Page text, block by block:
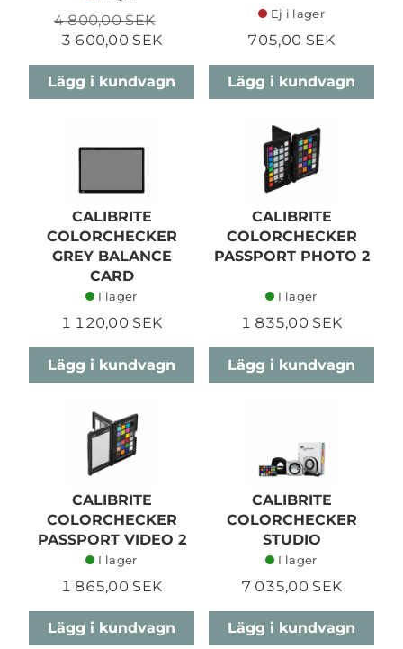
4 800,00 SEK
3 600,00 SEK
Lägg i kundvagn
Ej i lager
705,00 SEK
Lägg i kundvagn
CALIBRITE
COLORCHECKER
GREY BALANCE
CARD
I lager
1 120,00 SEK
Lägg i kundvagn
CALIBRITE
COLORCHECKER
PASSPORT PHOTO 2
I lager
1 835,00 SEK
Lägg i kundvagn
CALIBRITE
COLORCHECKER
PASSPORT VIDEO 2
I lager
1 865,00 SEK
Lägg i kundvagn
CALIBRITE
COLORCHECKER
STUDIO
I lager
7 035,00 SEK
Lägg i kundvagn